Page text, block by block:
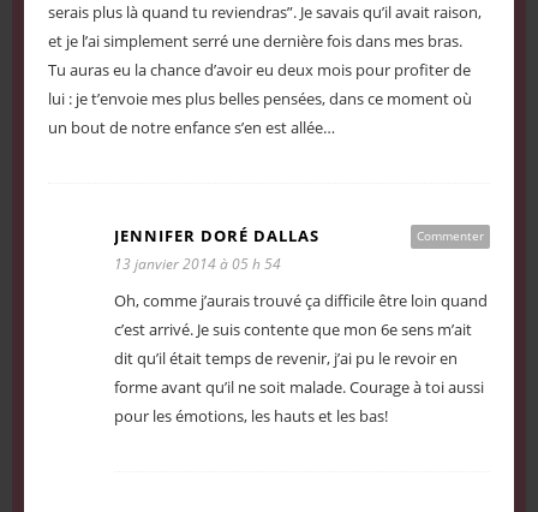
serais plus là quand tu reviendras”. Je savais qu’il avait raison,
et je l’ai simplement serré une dernière fois dans mes bras.
Tu auras eu la chance d’avoir eu deux mois pour profiter de
lui : je t’envoie mes plus belles pensées, dans ce moment où
un bout de notre enfance s’en est allée…
Commenter
JENNIFER DORÉ DALLAS
13 janvier 2014 à 05 h 54
Oh, comme j’aurais trouvé ça difficile être loin quand
c’est arrivé. Je suis contente que mon 6e sens m’ait
dit qu’il était temps de revenir, j’ai pu le revoir en
forme avant qu’il ne soit malade. Courage à toi aussi
pour les émotions, les hauts et les bas!